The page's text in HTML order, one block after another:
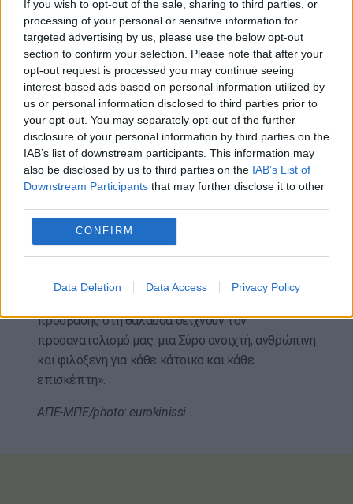
If you wish to opt-out of the sale, sharing to third parties, or
processing of your personal or sensitive information for
targeted advertising by us, please use the below opt-out
section to confirm your selection. Please note that after your
opt-out request is processed you may continue seeing
interest-based ads based on personal information utilized by
us or personal information disclosed to third parties prior to
your opt-out. You may separately opt-out of the further
disclosure of your personal information by third parties on the
IAB’s list of downstream participants. This information may
also be disclosed by us to third parties on the IAB’s List of
Downstream Participants that may further disclose it to other
CONFIRM
Data Deletion Data Access Privacy Policy
ασφαλείς, οργανωμένες και ποιοτικές παραλίες.
Η Σύρος δεν προβάλλει μόνο την κυκλαδίτικη
ομορφιά της. Προβάλλει ένα μοντέλο παραλίας με
δημόσιο χαρακτήρα, ελεύθερη χρήση,
προσβασιμότητα, ασφάλεια, πληροφόρηση και
σεβασμό στον άνθρωπο.
Όπως σημειώνει ο αντιδήμαρχος Τουρισμού και
Παραλιών του Δήμου Σύρου-Ερμούπολης, Γιάννης
σημεία τουριστικής προβολής. Είναι δημόσιοι
χώροι που πρέπει να είναι καθαροί, λειτουργικοί,
προσβάσιμοι και φιλόξενοι για όλους. Η δωρεάν
χρήση των δημοτικών ομπρελών, οι υποδομές για
πρόσβασης στη θάλασσα δείχνουν τον
προσανατολισμό μας: μια Σύρο ανοιχτή, ανθρώπινη
και φιλόξενη για κάθε κάτοικο και κάθε
επισκέπτη».
ΑΠΕ-ΜΠΕ/photo: eurokinissi